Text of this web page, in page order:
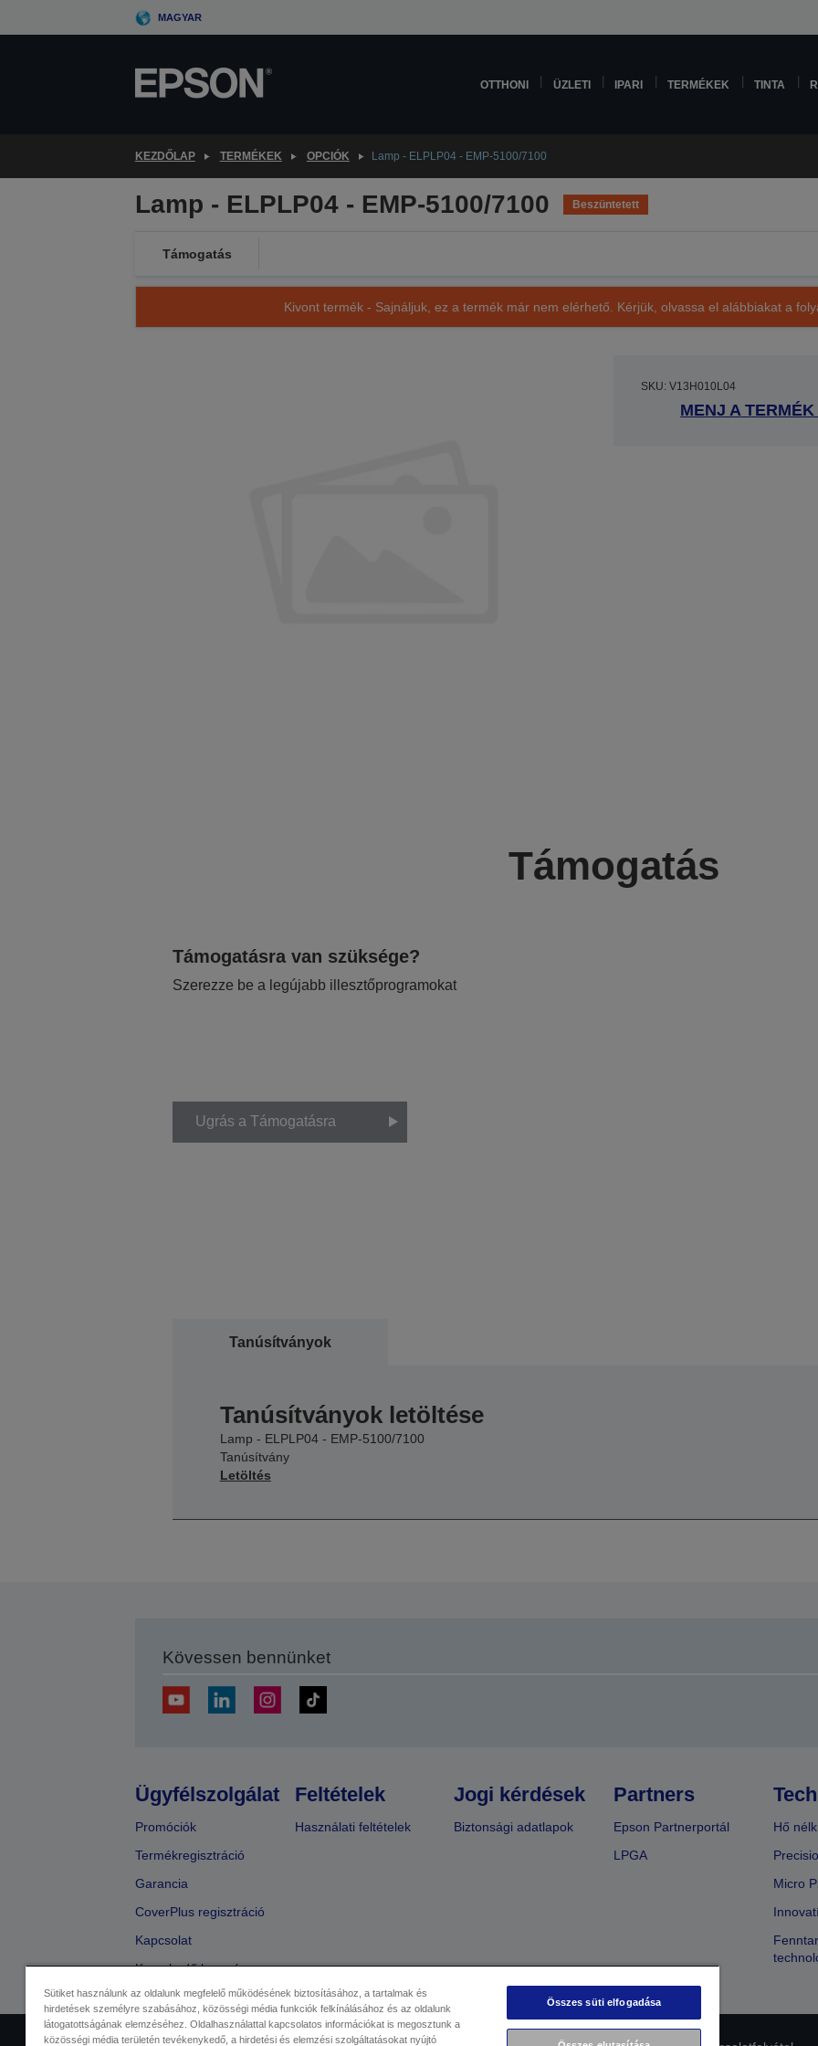
to
MAGYAR
OTTHONI ÜZLETI IPARI TERMÉKEK TINTA
KEZDŐLAP TERMÉKEK OPCIÓK Lamp - ELPLP04 - EMP-5100/7100
Lamp - ELPLP04 - EMP-5100/7100 Beszüntetett
Támogatás
Kivont termék - Sajnáljuk, ez a termék már nem elérhető. Kérjük, olvassa el alábbiakat a
SKU: V13H010L04
MENJ A
Támogatás
Támogatásra van szüksége?
Szerezze be a legújabb illesztőprogramokat
Ugrás a Támogatásra
Tanúsítványok
Tanúsítványok letöltése
Lamp - ELPLP04 - EMP-5100/7100
Tanúsítvány
Letöltés
Kövessen bennünket
Ügyfélszolgálat
Promóciók
Termékregisztráció
Garancia
CoverPlus regisztráció
Kapcsolat
Kereskedő keresése
Feltételek
Használati feltételek
Jogi kérdések
Biztonsági adatlapok
Partners
Epson Partnerportál
LPGA
Hő
Micro
Sütiket használunk az oldalunk megfelelő működésének biztosításához, a tartalmak és
hirdetések személyre szabásához, közösségi média funkciók felkínálásához és az oldalunk
látogatottságának elemzéséhez. Oldalhasználattal kapcsolatos információkat is megosztunk a
közösségi média területén tevékenykedő, a hirdetési és elemzési szolgáltatásokat nyújtó
Összes süti elfogadása